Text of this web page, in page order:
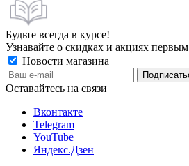
Будьте всегда в курсе!
Узнавайте о скидках и акциях первым
Новости магазина
Оставайтесь на связи
Вконтакте
Telegram
YouTube
Яндекс.Дзен